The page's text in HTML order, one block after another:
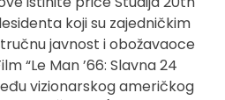
koji su zajedničkim
javnost i obožavaoce
“Le Man ’66: Slavna 24
vizionarskog američkog